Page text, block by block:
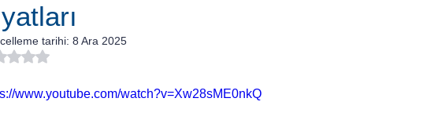
tarihi: 8 Ara 2025
5 üzerinden NaN yıldız
www.youtube.com/watch?v=Xw28sME0nkQ